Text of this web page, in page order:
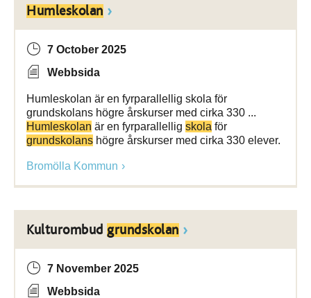
Humleskolan
7 October 2025
Webbsida
Humleskolan är en fyrparallellig skola för
grundskolans högre årskurser med cirka 330 ...
Humleskolan är en fyrparallellig skola för
grundskolans högre årskurser med cirka 330 elever.
Bromölla Kommun
Kulturombud grundskolan
7 November 2025
Webbsida